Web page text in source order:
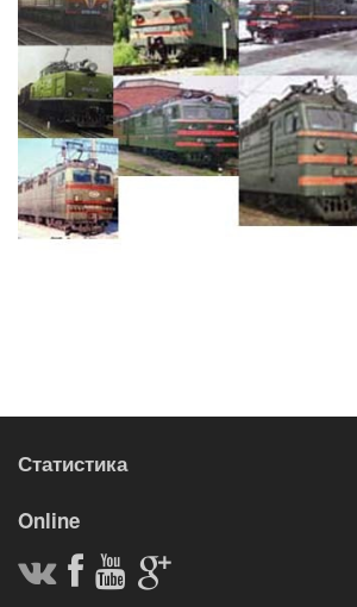
Статистика
Online